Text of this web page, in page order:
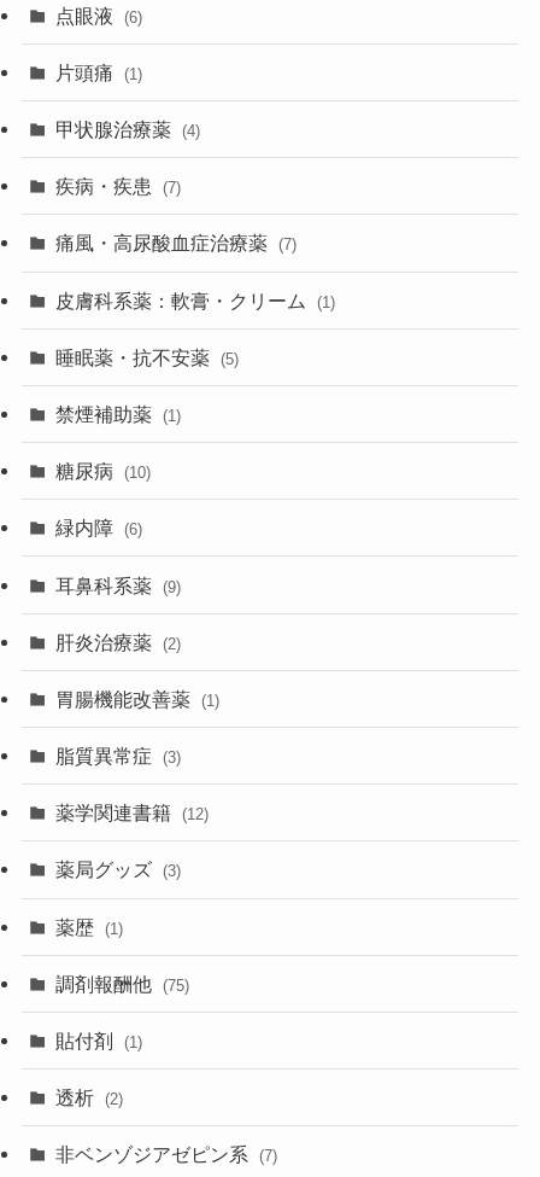
点眼液 (6)
片頭痛 (1)
甲状腺治療薬 (4)
疾病・疾患 (7)
痛風・高尿酸血症治療薬 (7)
皮膚科系薬：軟膏・クリーム (1)
睡眠薬・抗不安薬 (5)
禁煙補助薬 (1)
糖尿病 (10)
緑内障 (6)
耳鼻科系薬 (9)
肝炎治療薬 (2)
胃腸機能改善薬 (1)
脂質異常症 (3)
薬学関連書籍 (12)
薬局グッズ (3)
薬歴 (1)
調剤報酬他 (75)
貼付剤 (1)
透析 (2)
非ベンゾジアゼピン系 (7)